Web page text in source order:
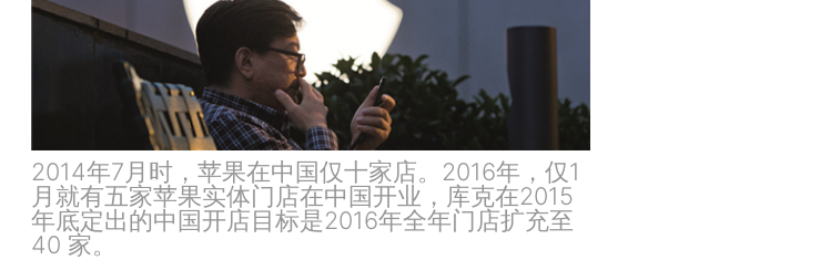
2014年7月时，苹果在中国仅十家店。2016年，仅1
月就有五家苹果实体门店在中国开业，库克在2015
年底定出的中国开店目标是2016年全年门店扩充至
40 家。